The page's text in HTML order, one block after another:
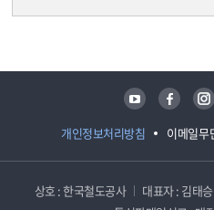
개인정보처리방침 이메일무
유튜브 페이스북 인스타그램
상호 : 한국철도공사 대표자 : 김태승